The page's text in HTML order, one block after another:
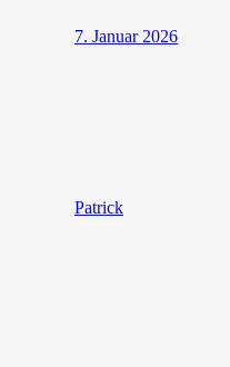
7. Januar 2026
Patrick